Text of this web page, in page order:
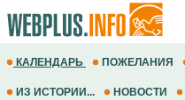
КАЛЕНДАРЬ ПОЖЕЛАНИЯ
ИЗ ИСТОРИИ... НОВОСТИ